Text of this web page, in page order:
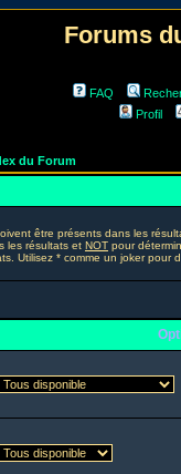
Forums
FAQ
Profil
du Forum
être présents dans les
les résultats et NOT pour
Utilisez * comme un joker pour